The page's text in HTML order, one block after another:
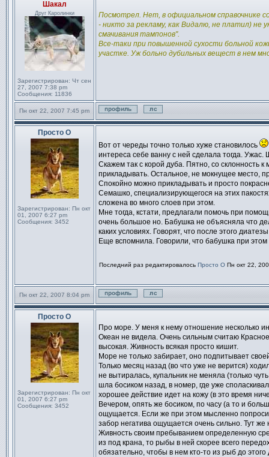
Шакал
Друг Каролинки
Зарегистрирован: Чт сен
27, 2007 7:38 pm
Сообщения: 11836
Сообщение
Посмотрел. Нет, в официальном справочнике
- никто за рекламу, как Видалю, не платил) не
смачивания тампонов".
Все-таки при повышенной сухости больной
участке. Уж больно дубильных вещест в нем
Пн окт 22, 2007 7:45 pm
Профиль
Отправить личное
Просто О
Зарегистрирован: Пн окт
01, 2007 6:27 pm
Сообщения: 3452
Вот от череды точно только хуже становилось
интереса себе ванну с ней сделала тогда. Ужас.
Скажем так с корой дуба. Пятно, со склонность
прикладывать. Остальное, не мокнущее место,
Спокойно можно прикладывать и просто
Семашко, специализирующегося на этих
сложена во много слоев при этом.
Мне тогда, кстати, предлагали помочь при
очень большое но. Бабушка не объясняла что
каких условиях. Говорят, что после этого
Еще вспомнила. Говорили, что бабушка при
Последний раз редактировалось Просто О Пн окт 22,
Пн окт 22, 2007 8:04 pm
Профиль
Отправить личное
Просто О
Зарегистрирован: Пн окт
01, 2007 6:27 pm
Сообщения: 3452
Сообщение
Про море. У меня к нему отношение несколько
Океан не видела. Очень сильным считаю
высокая. Живность всякая просто кишит.
Море не только забирает, оно подпитывает
Только месяц назад (во что уже не верится)
не вытиралась, купальник не меняла (только
шла босиком назад, в номер, где уже
хорошее действие идет на кожу (в это время
Вечером, опять же босиком, по часу (а то и
ощущается. Если же при этом мысленно
забор негатива ощущается очень сильно. Тут
Живность своим пребыванием определенную
из под крана, то рыбы в ней скорее всего
обязательно, чтобы в нем кто-то из рыб до